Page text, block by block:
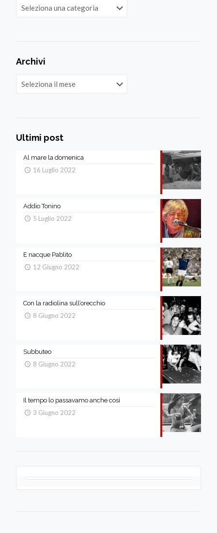
Archivi
Ultimi post
Al mare la domenica
16 Luglio 2022
Addio Tonino
5 Luglio 2022
E nacque Pablito
12 Giugno 2022
Con la radiolina sull’orecchio
8 Giugno 2022
Subbuteo
8 Giugno 2022
Il tempo lo passavamo anche così
3 Giugno 2022